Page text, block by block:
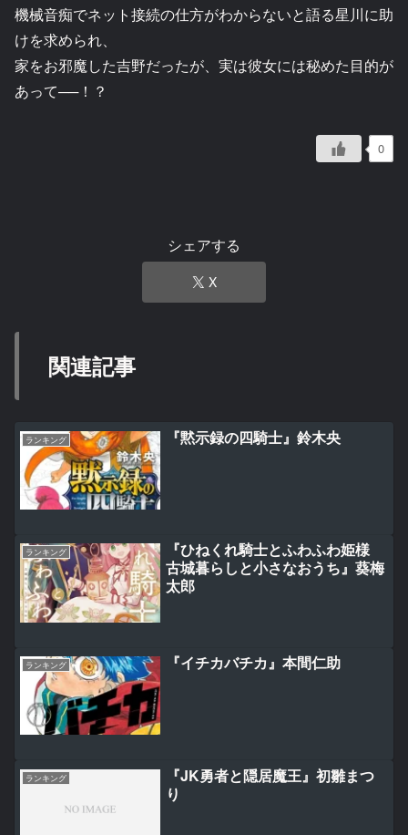
機械音痴でネット接続の仕方がわからないと語る星川に助
けを求められ、
家をお邪魔した吉野だったが、実は彼女には秘めた目的が
あって──！？
0
シェアする
X
関連記事
ランキング 『黙示録の四騎士』鈴木央
ランキング
『ひねくれ騎士とふわふわ姫様
古城暮らしと小さなおうち』葵梅
太郎
ランキング 『イチカバチカ』本間仁助
ランキング
『JK勇者と隠居魔王』初雛まつ
り